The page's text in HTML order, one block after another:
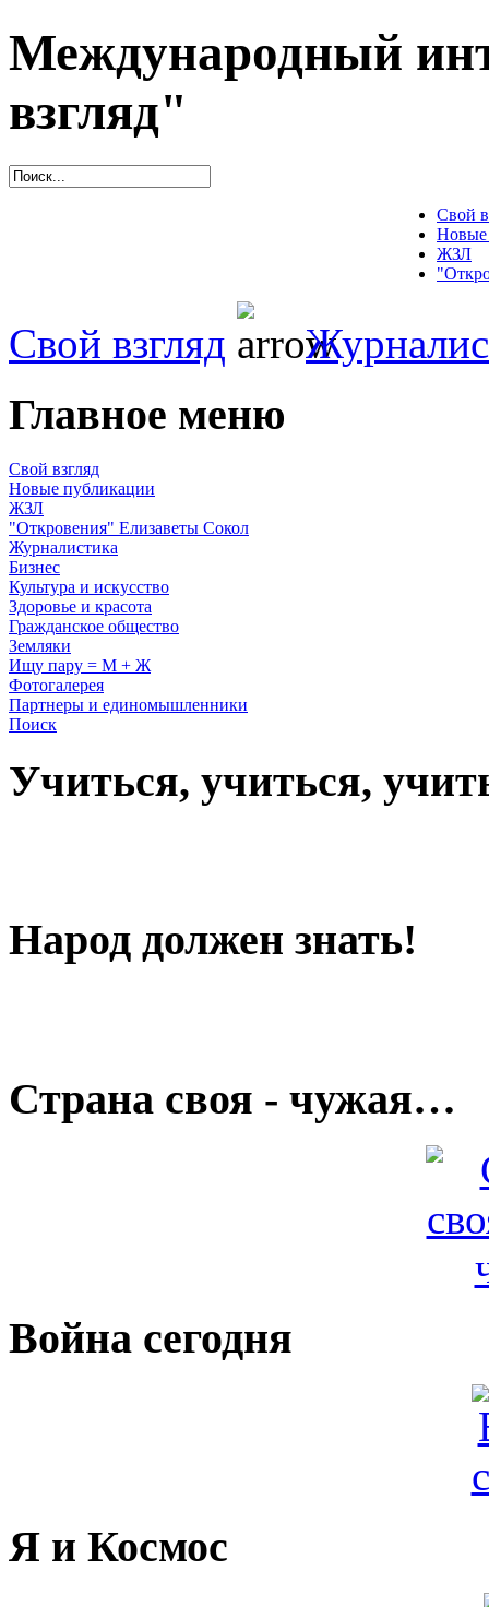
Международный
взгляд"
Свой
Новые
ЖЗЛ
Свой взгляд
Главное меню
Свой взгляд
Новые публикации
ЖЗЛ
"Откровения" Елизаветы Сокол
Журналистика
Бизнес
Культура и искусство
Здоровье и красота
Гражданское общество
Земляки
Ищу пару = М + Ж
Фотогалерея
Партнеры и единомышленники
Поиск
Учиться, учиться,
Народ должен знать!
Страна своя - чужая…
Война сегодня
Я и Космос